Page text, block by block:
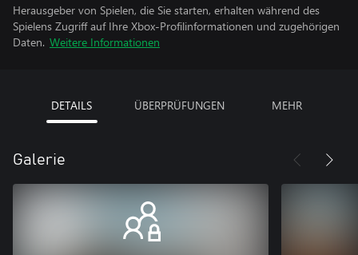
Herausgeber von Spielen, die Sie starten, erhalten während des
Spielens Zugriff auf Ihre Xbox-Profilinformationen und zugehörigen
Daten. Weitere Informationen
DETAILS ÜBERPRÜFUNGEN MEHR
Galerie